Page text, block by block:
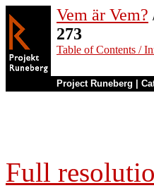
Vem är Vem?
273
Table of Contents /
Project Runeberg
Full